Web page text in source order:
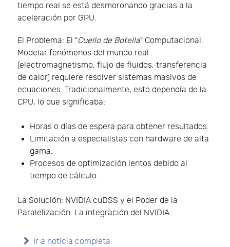
tiempo real se está desmoronando gracias a la
aceleración por GPU.
El Problema: El "Cuello de Botella" Computacional.
Modelar fenómenos del mundo real
(electromagnetismo, flujo de fluidos, transferencia
de calor) requiere resolver sistemas masivos de
ecuaciones. Tradicionalmente, esto dependía de la
CPU, lo que significaba:
Horas o días de espera para obtener resultados.
Limitación a especialistas con hardware de alta
gama.
Procesos de optimización lentos debido al
tiempo de cálculo.
La Solución: NVIDIA cuDSS y el Poder de la
Paralelización: La integración del NVIDIA…
Ir a noticia completa